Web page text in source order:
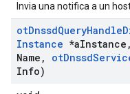
Invia una notifica a un
otDnssdQueryHandle
Instance *aInstance ,
Name , otDnssd
Info)